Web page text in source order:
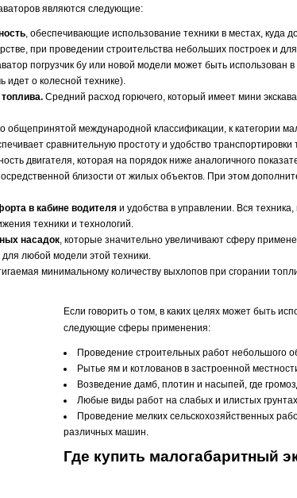
являются следующие:
, обеспечивающие использование техники в местах, куда
при проведении строительства небольших построек и
погрузчик бу или новой модели может быть использован
идет о колесной технике).
Средний расход горючего, который имеет мини
общепринятой международной классификации, к категории
сравнительную простоту и удобство
двигателя, которая на порядок ниже аналогичного
близости от жилых объектов. При этом
в кабине водителя и удобства в управлении. Вся
техники и технологий.
насадок, которые значительно увеличивают сферу
любой модели этой техники.
минимальному количеству выхлопов при сгорании
Если говорить о том, в каких целях может быть
следующие сферы применения:
Проведение строительных работ небольшого
Рытье ям и котлованов в застроенной
Возведение дамб, плотин и насыпей, где
Любые виды работ на слабых и илистых
Проведение мелких сельскохозяйственных
различных машин.
Где купить малогабаритный